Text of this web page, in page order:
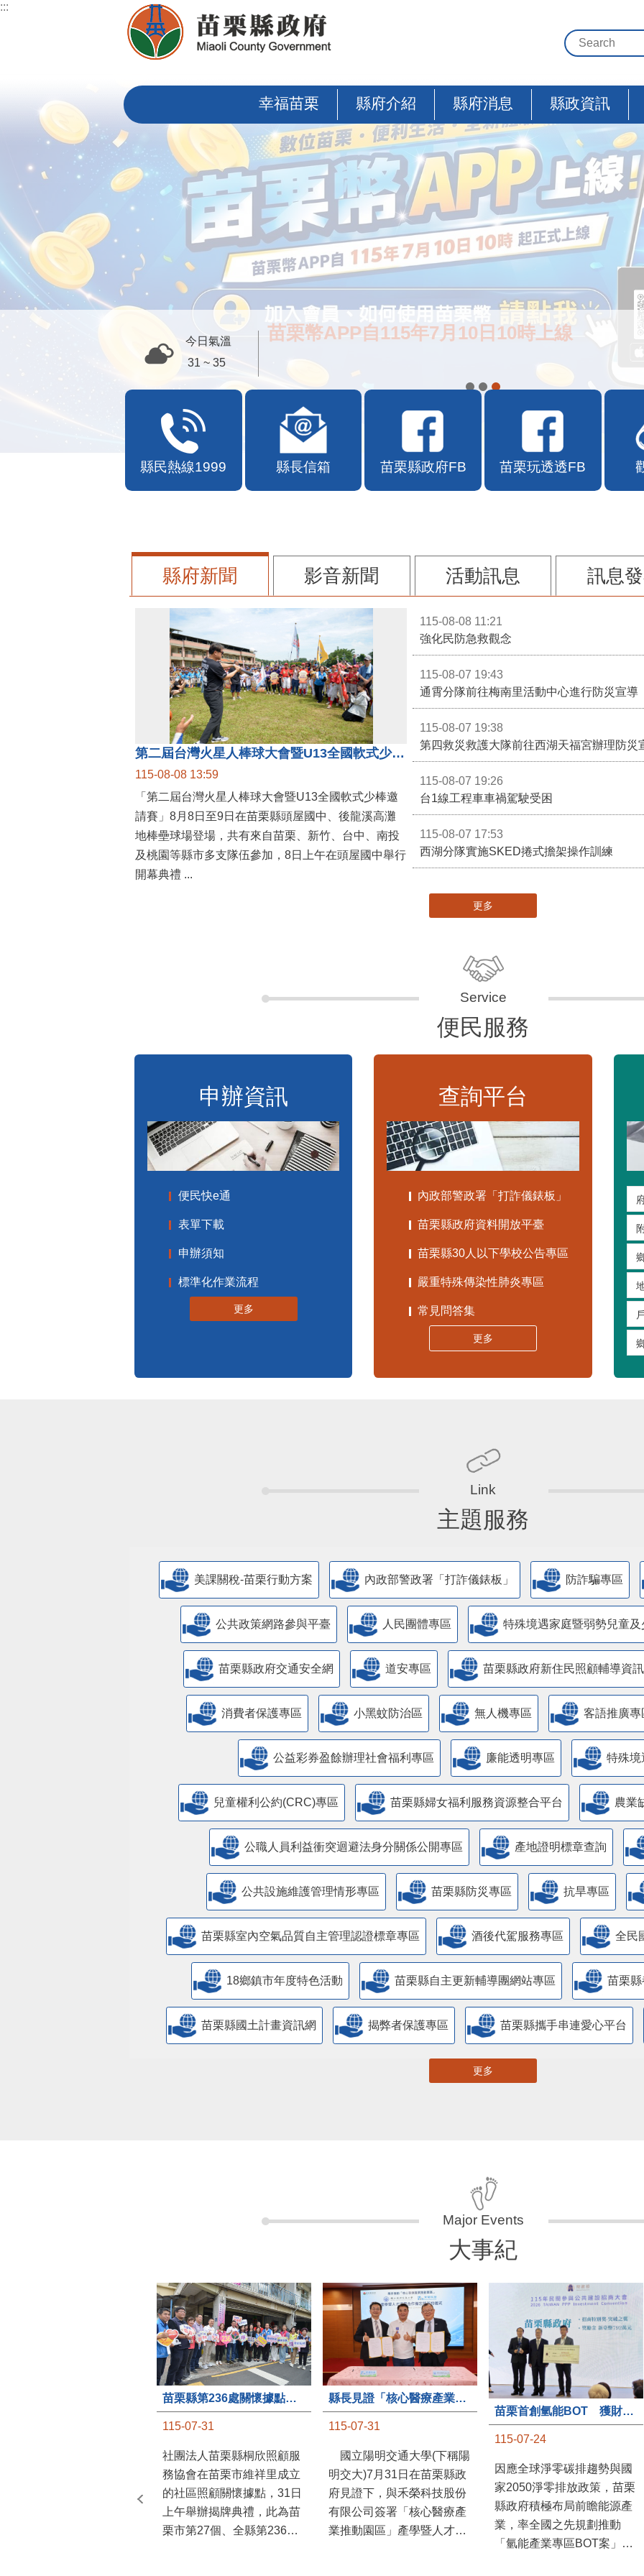
跳到主要內容區塊
:::
幸福苗栗 縣府介紹 縣府消息 縣政資訊
苗栗幣APP自115年7月10日10時上線
今日氣溫
31 ~ 35
縣民熱線1999 縣長信箱 苗栗縣政府FB 苗栗玩透透FB
縣府新聞 影音新聞 活動訊息 訊息
第二屆台灣火星人棒球大會暨U13全國軟式少棒邀請賽在苗栗舉辦
115-08-08 13:59
「第二屆台灣火星人棒球大會暨U13全國軟式少棒邀
請賽」8月8日至9日在苗栗縣頭屋國中、後龍溪高灘
地棒壘球場登場，共有來自苗栗、新竹、台中、南投
及桃園等縣市多支隊伍參加，8日上午在頭屋國中舉行
開幕典禮 ...
115-08-08 11:21
強化民防急救觀念
115-08-07 19:43
通霄分隊前往梅南里活動中心進行防災宣導
115-08-07 19:38
第四救災救護大隊前往西湖天福宮辦理防災
115-08-07 19:26
台1線工程車車禍駕駛受困
115-08-07 17:53
西湖分隊實施SKED捲式擔架操作訓練
更多
便民服務
申辦資訊
便民快e通
表單下載
申辦須知
標準化作業流程
更多
查詢平台
內政部警政署「打詐儀錶板」
苗栗縣政府資料開放平臺
苗栗縣30人以下學校公告專區
嚴重特殊傳染性肺炎專區
常見問答集
更多
主題服務
美課關稅-苗栗行動方案 內政部警政署「打詐儀錶板」 防詐騙專區
公共政策網路參與平臺 人民團體專區 特殊境遇家庭暨弱勢兒童
苗栗縣政府交通安全網 道安專區 苗栗縣政府新住民照顧輔導資
消費者保護專區 小黑蚊防治區 無人機專區 客語推廣專
公益彩券盈餘辦理社會福利專區 廉能透明專區 特殊境
兒童權利公約(CRC)專區 苗栗縣婦女福利服務資源整合平台 農業
公職人員利益衝突迴避法身分關係公開專區 產地證明標章查詢
​公共設施維護管理情形專區 苗栗縣防災專區 抗旱專區
苗栗縣室內空氣品質自主管理認證標章專區 酒後代駕服務專區 全民
18鄉鎮市年度特色活動 苗栗縣自主更新輔導團網站專區 苗栗
苗栗縣國土計畫資訊網 揭弊者保護專區 苗栗縣攜手串連愛心平台
更多
大事紀
苗栗縣第236處關懷據點在苗栗市維祥里揭牌
115-07-31
社團法人苗栗縣桐欣照顧服
務協會在苗栗市維祥里成立
的社區照顧關懷據點，31日
上午舉辦揭牌典禮，此為苗
栗市第27個、全縣第236處
縣長見證「核心醫療產業推動園區」產學合作簽約儀式
115-07-31
國立陽明交通大學(下稱陽
明交大)7月31日在苗栗縣政
府見證下，與禾榮科技股份
有限公司簽署「核心醫療產
業推動園區」產學暨人才培
苗栗首創氫能BOT 獲財政部「突破之翼」肯定
115-07-24
因應全球淨零碳排趨勢與國
家2050淨零排放政策，苗栗
縣政府積極布局前瞻能源產
業，率全國之先規劃推動
「氫能產業專區BOT案」，